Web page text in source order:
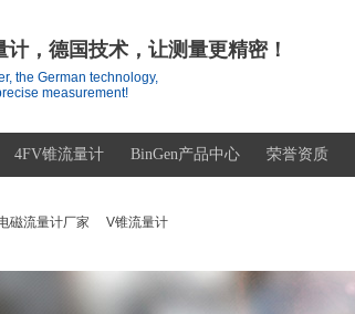
，德国技术，让测量更精密！
the German technology,
measurement!
4FV锥流量计 BinGen产品中心 荣誉资质
磁流量计厂家 V锥流量计